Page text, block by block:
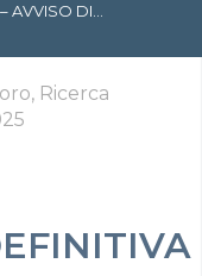
AVVISO DI…
Ricerca